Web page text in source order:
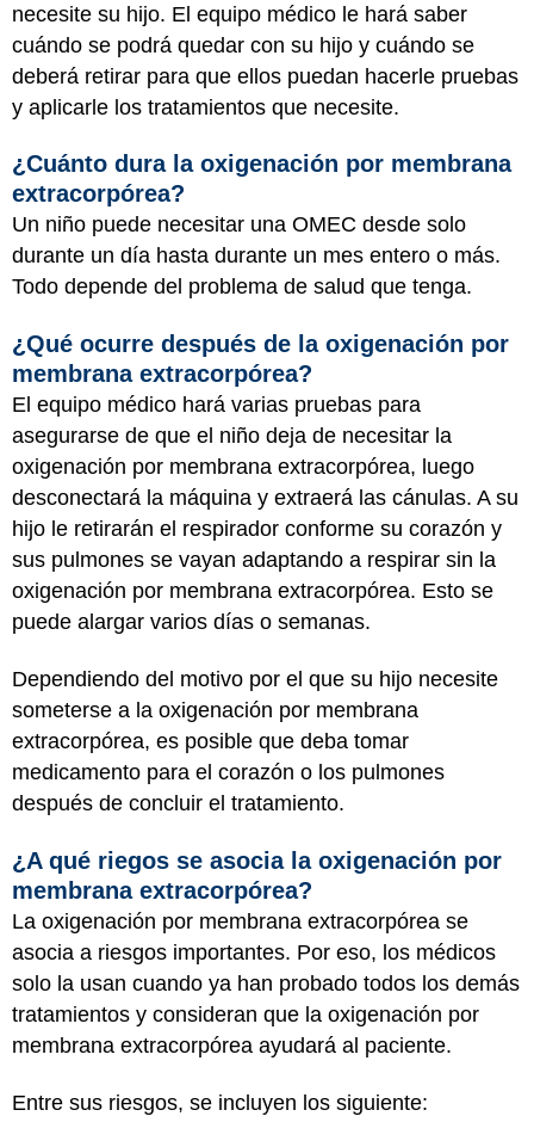
necesite su hijo. El equipo médico le hará saber
cuándo se podrá quedar con su hijo y cuándo se
deberá retirar para que ellos puedan hacerle pruebas
y aplicarle los tratamientos que necesite.
¿Cuánto dura la oxigenación por membrana
extracorpórea?
Un niño puede necesitar una OMEC desde solo
durante un día hasta durante un mes entero o más.
Todo depende del problema de salud que tenga.
¿Qué ocurre después de la oxigenación por
membrana extracorpórea?
El equipo médico hará varias pruebas para
asegurarse de que el niño deja de necesitar la
oxigenación por membrana extracorpórea, luego
desconectará la máquina y extraerá las cánulas. A su
hijo le retirarán el respirador conforme su corazón y
sus pulmones se vayan adaptando a respirar sin la
oxigenación por membrana extracorpórea. Esto se
puede alargar varios días o semanas.
Dependiendo del motivo por el que su hijo necesite
someterse a la oxigenación por membrana
extracorpórea, es posible que deba tomar
medicamento para el corazón o los pulmones
después de concluir el tratamiento.
¿A qué riegos se asocia la oxigenación por
membrana extracorpórea?
La oxigenación por membrana extracorpórea se
asocia a riesgos importantes. Por eso, los médicos
solo la usan cuando ya han probado todos los demás
tratamientos y consideran que la oxigenación por
membrana extracorpórea ayudará al paciente.
Entre sus riesgos, se incluyen los siguiente: